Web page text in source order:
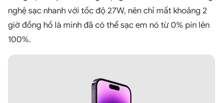
nghệ sạc nhanh với tốc độ 27W, nên chỉ mất khoảng 2
giờ đồng hồ là mình đã có thể sạc em nó từ 0% pin lên
100%.